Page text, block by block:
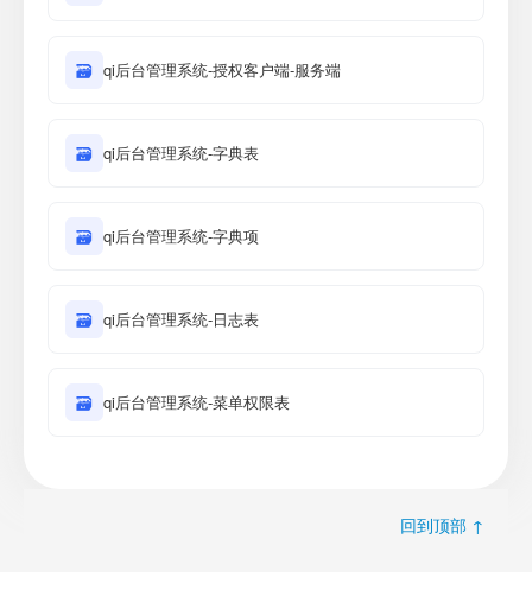
🗃 qi后台管理系统-授权客户端-服务端
🗃 qi后台管理系统-字典表
🗃 qi后台管理系统-字典项
🗃 qi后台管理系统-日志表
🗃 qi后台管理系统-菜单权限表
回到顶部 ↑